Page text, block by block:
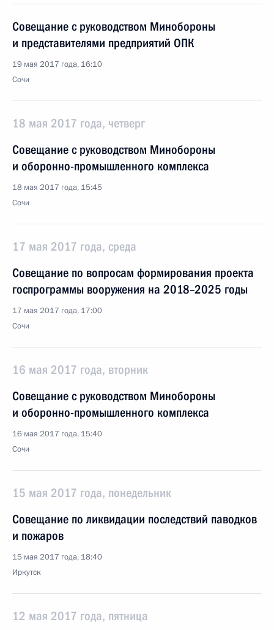
Совещание с руководством Минобороны
и представителями предприятий ОПК
19 мая 2017 года, 16:10
Сочи
18 мая 2017 года, четверг
Совещание с руководством Минобороны
и оборонно-промышленного комплекса
18 мая 2017 года, 15:45
Сочи
17 мая 2017 года, среда
Совещание по вопросам формирования проекта
госпрограммы вооружения на 2018–2025 годы
17 мая 2017 года, 17:00
Сочи
16 мая 2017 года, вторник
Совещание с руководством Минобороны
и оборонно-промышленного комплекса
16 мая 2017 года, 15:40
Сочи
15 мая 2017 года, понедельник
Совещание по ликвидации последствий паводков
и пожаров
15 мая 2017 года, 18:40
Иркутск
12 мая 2017 года, пятница